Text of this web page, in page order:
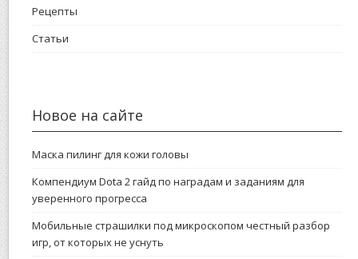
Рецепты
Статьи
Новое на сайте
Маска пилинг для кожи головы
Компендиум Dota 2 гайд по наградам и заданиям для
уверенного прогресса
Мобильные страшилки под микроскопом честный разбор
игр, от которых не уснуть